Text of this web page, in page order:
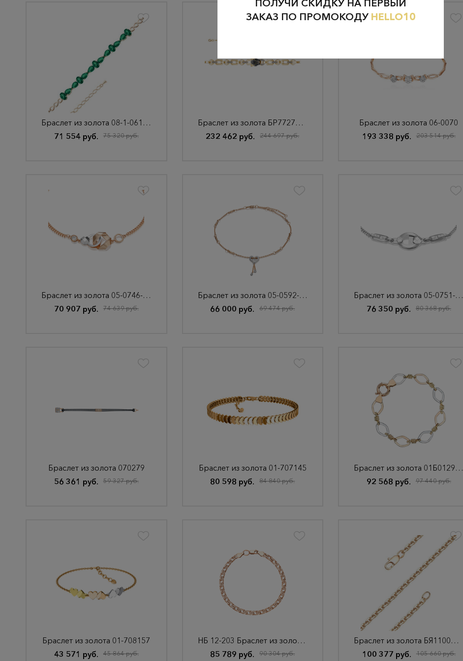
Браслет из золота 08-1-061-0900-010
71 554 руб.
75 320 руб.
Браслет из золота БР772721л
232 462 руб.
244 697 руб.
Браслет из золота 06-0070
193 338 руб.
203 514 руб.
Браслет из золота 05-0746-00-201-1111
70 907 руб.
74 639 руб.
Браслет из золота 05-0592-01-000-1111-63
66 000 руб.
69 474 руб.
Браслет из золота 05-0751-00-201-1120
76 350 руб.
80 368 руб.
Браслет из золота 070279
56 361 руб.
59 327 руб.
Браслет из золота 01-707145
80 598 руб.
84 840 руб.
Браслет из золота 01Б012986Р
92 568 руб.
97 440 руб.
Браслет из золота 01-708157
43 571 руб.
45 864 руб.
НБ 12-203 Браслет из золота ТРОЙНОЙ РОМБ
85 789 руб.
90 304 руб.
Браслет из золота БЯ1100СА4-А51
100 377 руб.
105 660 руб.
ПОЛУЧИ СКИДКУ НА ПЕРВЫЙ
ЗАКАЗ ПО ПРОМОКОДУ HELLO10